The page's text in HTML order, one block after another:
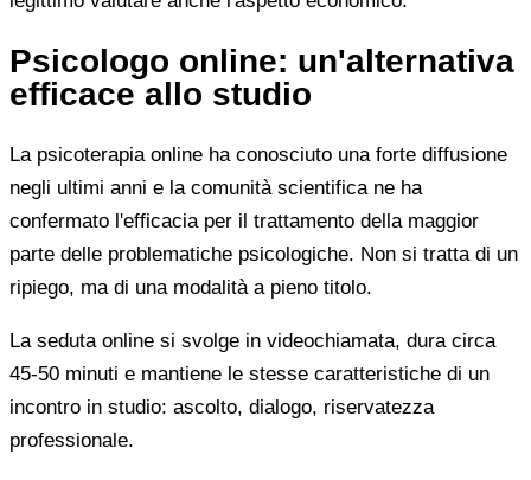
Psicologo online: un'alternativa
efficace allo studio
La psicoterapia online ha conosciuto una forte diffusione
negli ultimi anni e la comunità scientifica ne ha
confermato l'efficacia per il trattamento della maggior
parte delle problematiche psicologiche. Non si tratta di un
ripiego, ma di una modalità a pieno titolo.
La seduta online si svolge in videochiamata, dura circa
45-50 minuti e mantiene le stesse caratteristiche di un
incontro in studio: ascolto, dialogo, riservatezza
professionale.